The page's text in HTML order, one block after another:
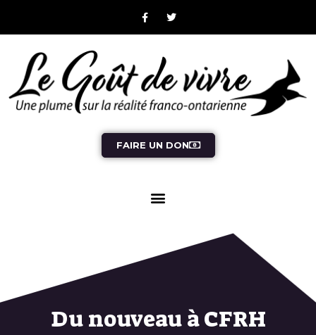
FAIRE UN DON
Du nouveau à CFRH